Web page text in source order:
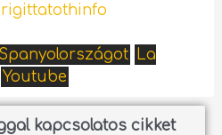
La
Youtube
kapcsolatos cikket